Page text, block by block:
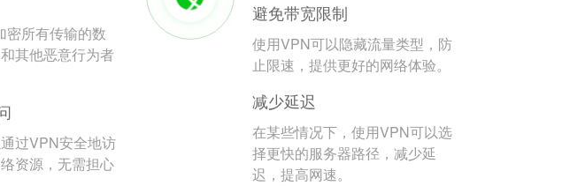
密所有传输的数
其他恶意行为者
过VPN安全地访
资源，无需担心
避免带宽限制
使用VPN可以隐藏流量类型，防
止限速，提供更好的网络体验。
减少延迟
在某些情况下，使用VPN可以选
择更快的服务器路径，减少延
迟，提高网速。